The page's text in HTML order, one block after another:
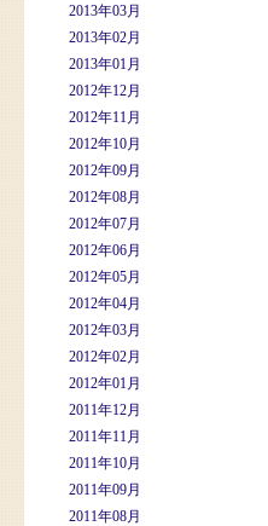
2013年03月
2013年02月
2013年01月
2012年12月
2012年11月
2012年10月
2012年09月
2012年08月
2012年07月
2012年06月
2012年05月
2012年04月
2012年03月
2012年02月
2012年01月
2011年12月
2011年11月
2011年10月
2011年09月
2011年08月